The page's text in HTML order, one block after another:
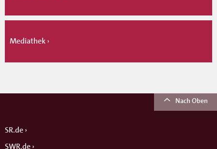
Mediathek
Nach Oben
SR.de
SWR.de